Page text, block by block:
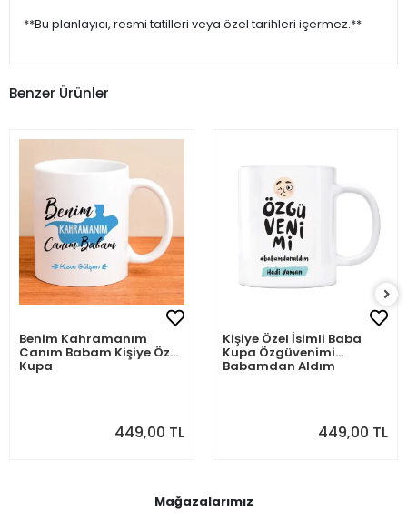
**Bu planlayıcı, resmi tatilleri veya özel tarihleri içermez.**
Benzer Ürünler
Benim Kahramanım
Canım Babam Kişiye Özel
Kupa
449,00 TL
Kişiye Özel İsimli Baba
Kupa Özgüvenimi
Babamdan Aldım
449,00 TL
Mağazalarımız